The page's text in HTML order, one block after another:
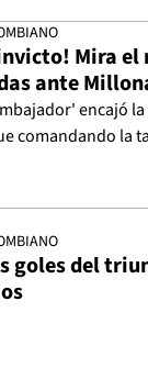
Mira
ante
encajó
comandando la
goles del